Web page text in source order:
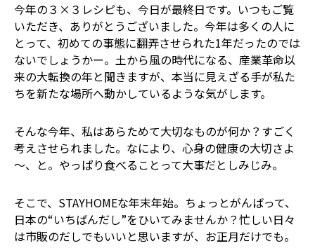
今年の３×３レシピも、今日が最終日です。いつもご覧
いただき、ありがとうございました。今年は多くの人に
とって、初めての事態に翻弄させられた1年だったのでは
ないでしょうかー。土から風の時代になる、産業革命以
来の大転換の年と聞きますが、本当に見えざる手が私た
ちを新たな場所へ動かしているような気がします。
そんな今年、私はあらためて大切なものが何か？すごく
考えさせられました。なにより、心身の健康の大切さよ
～、と。やっぱり食べることって大事だとしみじみ。
そこで、STAYHOMEな年末年始。ちょっとがんばって、
日本の“いちばんだし”をひいてみませんか？忙しい日々
は市販のだしでもいいと思いますが、お正月だけでも。